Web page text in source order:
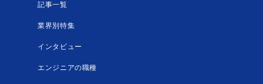
記事一覧
業界別特集
インタビュー
エンジニアの職種